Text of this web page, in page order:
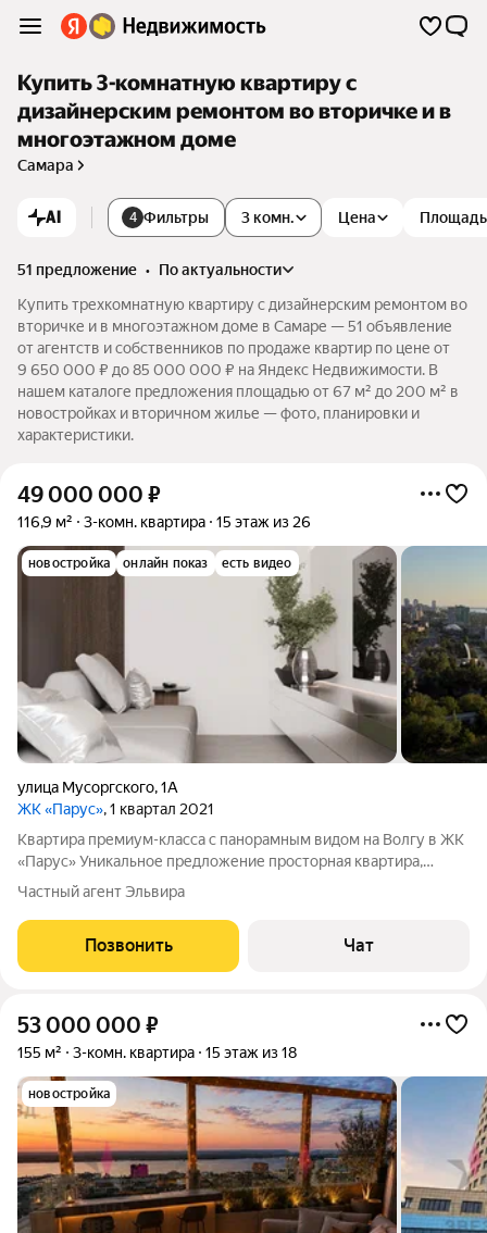
Купить 3-комнатную квартиру с
дизайнерским ремонтом во вторичке и в
многоэтажном доме
Самара
AI 4 Фильтры 3 комн. Цена Площадь
51 предложение •
по актуальности
Купить трехкомнатную квартиру с дизайнерским ремонтом во
вторичке и в многоэтажном доме в Самаре — 51 объявление
от агентств и собственников по продаже квартир по цене от
9 650 000 ₽ до 85 000 000 ₽ на Яндекс Недвижимости. В
нашем каталоге предложения площадью от 67 м² до 200 м² в
новостройках и вторичном жилье — фото, планировки и
характеристики.
49 000 000 ₽
116,9 м² 3-комн. квартира 15 этаж из 26
новостройка онлайн показ есть видео
улица Мусоргского,1А
ЖК «Парус», 1 квартал 2021
Квартира премиум-класса с панорамным видом на Волгу в ЖК
«Парус» Уникальное предложение просторная квартира,
созданная по индивидуальному дизайн-проекту, с уровнем
отделки и инженерии премиального класса. В продаже
эксклюзивный объект в ЖК «Парус»
Частный агент Эльвира
Позвонить Чат
53 000 000 ₽
155 м² 3-комн. квартира 15 этаж из 18
новостройка